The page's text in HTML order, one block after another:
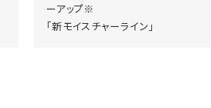
ーアップ※
「新モイスチャーライン」